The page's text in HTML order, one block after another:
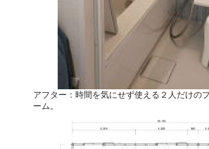
アフター：時間を気にせず使える２人だけの
ーム。